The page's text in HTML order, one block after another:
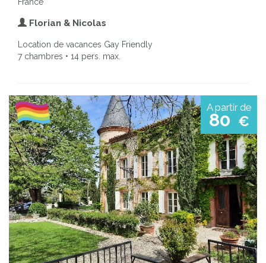
Florian & Nicolas
Location de vacances Gay Friendly
7 chambres • 14 pers. max.
A partir de
80 €